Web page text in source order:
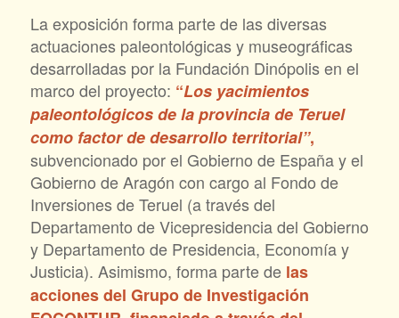
La exposición forma parte de las diversas
actuaciones paleontológicas y museográficas
desarrolladas por la Fundación Dinópolis en el
marco del proyecto: “Los yacimientos
paleontológicos de la provincia de Teruel
como factor de desarrollo territorial”,
subvencionado por el Gobierno de España y el
Gobierno de Aragón con cargo al Fondo de
Inversiones de Teruel (a través del
Departamento de Vicepresidencia del Gobierno
y Departamento de Presidencia, Economía y
Justicia). Asimismo, forma parte de las
acciones del Grupo de Investigación